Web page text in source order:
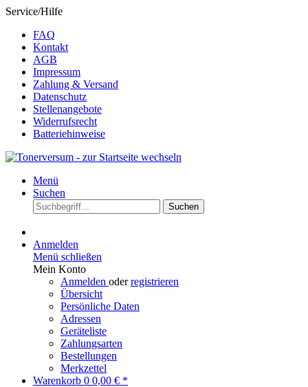
Service/Hilfe
FAQ
Kontakt
AGB
Impressum
Zahlung & Versand
Datenschutz
Stellenangebote
Widerrufsrecht
Batteriehinweise
Menü
Suchen
Suchen
Anmelden
Menü schließen
Mein Konto
Anmelden oderregistrieren
Übersicht
Persönliche Daten
Adressen
Geräteliste
Zahlungsarten
Bestellungen
Merkzettel
Warenkorb 0 0,00 € *